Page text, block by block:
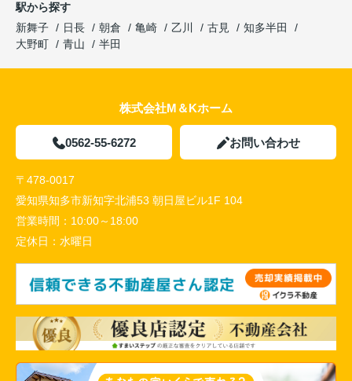
駅から探す
新舞子
日長 朝倉 亀崎 乙川 古見
知多半田
大野町
青山 半田
株式会社M＆Kホーム
0562-55-6272 お問い合わせ
〒478-0017
愛知県知多市新知字北浦53 朝日屋ビル1F 104
営業時間： 10:00～18:00
定休日： 水曜日